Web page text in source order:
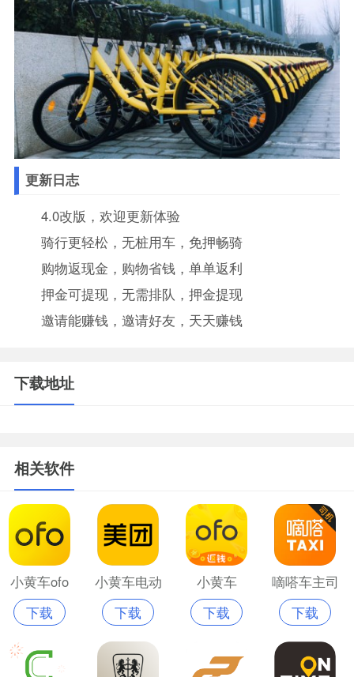
更新日志
4.0改版，欢迎更新体验
骑行更轻松，无桩用车，免押畅骑
购物返现金，购物省钱，单单返利
押金可提现，无需排队，押金提现
邀请能赚钱，邀请好友，天天赚钱
下载地址
相关软件
小黄车ofo
下载
小黄车电动
车app
下载
小黄车
ofoapp
下载
嘀嗒车主司
机版出租车
下载